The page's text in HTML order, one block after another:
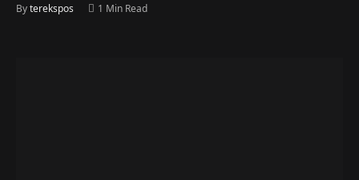
Byterekspos 1 Min Read